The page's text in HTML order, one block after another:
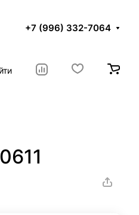
+7 (996) 332-7064